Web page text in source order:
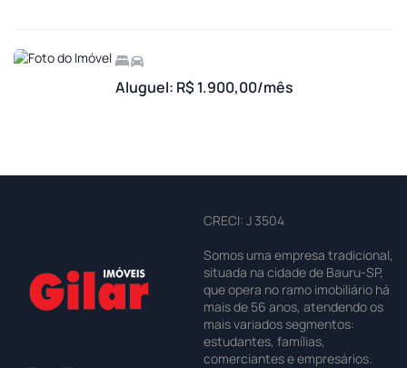
Aluguel: R$ 1.900,00/mês
CRECI: J 3504
Somos uma empresa tradicional,
situada na cidade de Bauru-SP,
que opera no ramo imobiliário há
mais de 56 anos, atendendo os
mais variados segmentos:
estudantes, famílias,
comerciantes e empresários.